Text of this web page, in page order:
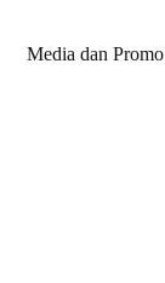
Media dan Promo